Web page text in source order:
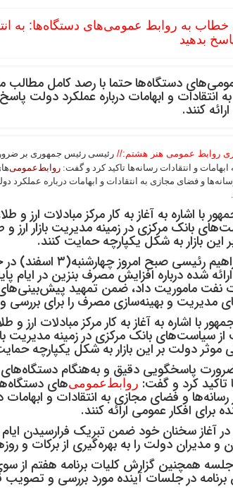
به روابط عمومی‌های دستگاه‌ها: به
بدهید
دستگاه‌ها حتما با رصد کامل مطالب
انتقادات و ابهامات درباره عملکرد دولت
کنند.
روابط عمومی هنر هشتم:// رئیسی رئیس جمهوری بر
ابهامات و انتقادات رسانه‌ها تاکید کرد و گفت: روابط‌عمومی
و فضای مجازی به انتقادات و ابهامات درباره عملکرد
با اشاره به آغاز به کار مرکز مبادلات ارز
بانک مرکزی در زمینه مدیریت بازار ارز و
این بازار به شکل یکپارچه حمایت کنند.
سید ابراهیم رئیسی
شده درباره افزایش مصرف بنزین در ایام
نفت ماموریت داد، ضمن تمهید
مدیریت و بهینه‌سازی مصرف را برای بررسی
با اشاره به آغاز به کار مرکز مبادلات ارز و
سیاست‌های بانک مرکزی در زمینه مدیریت
موثر دولت بر این بازار به شکل یکپارچه
پاسخگویی دقیق و به‌هنگام دستگاه‌های
تاکید کرد و گفت: روابط‌عمومی‌های
و فضای مجازی به انتقادات و
برای افکار عمومی ارائه کنند.
آغاز سخنان خود ضمن تبریک فرارسیدن ایام
و مدیران دولت را به بهره‌گیری از برکات و
همچنین گزارش کلیات برنامه هفتم از سوی
در جلسات آینده مورد بررسی و تصویب